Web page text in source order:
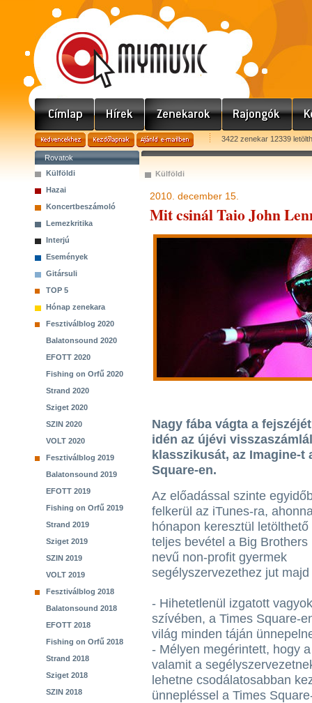
3422 zenekar 12339
Rovatok
Külföldi
Hazai
Koncertbeszámoló
Lemezkritika
Interjú
Események
Gitársuli
TOP 5
Hónap zenekara
Fesztiválblog 2020
Balatonsound 2020
EFOTT 2020
Fishing on Orfű 2020
Strand 2020
Sziget 2020
SZIN 2020
VOLT 2020
Fesztiválblog 2019
Balatonsound 2019
EFOTT 2019
Fishing on Orfű 2019
Strand 2019
Sziget 2019
SZIN 2019
VOLT 2019
Fesztiválblog 2018
Balatonsound 2018
EFOTT 2018
Fishing on Orfű 2018
Strand 2018
Sziget 2018
SZIN 2018
Külföldi
2010. december 15.
Mit csinál Taio John
Nagy fába vágta a
idén az újévi
klasszikusát, az Imagine-t
Square-en.
Az előadással szinte
felkerül az iTunes-ra,
hónapon keresztül letölthető
teljes bevétel a Big Brothers
nevű non-profit gyermek
segélyszervezethez jut majd
- Hihetetlenül izgatott
szívében, a Times Square-
világ minden táján
- Mélyen megérintett, hogy
valamit a
lehetne csodálatosabban
ünnepléssel a Times